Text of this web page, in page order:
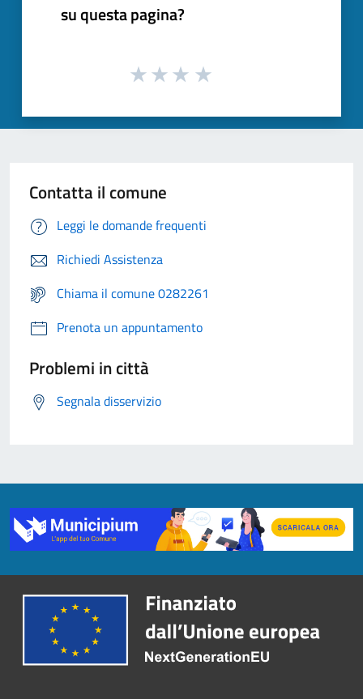
su questa pagina?
Contatta il comune
Leggi le domande frequenti
Richiedi Assistenza
Chiama il comune 0282261
Prenota un appuntamento
Problemi in città
Segnala disservizio